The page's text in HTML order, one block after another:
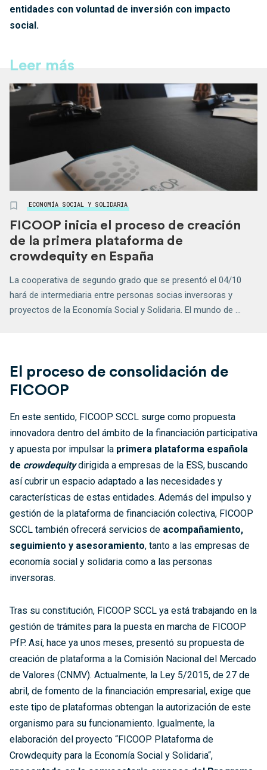
entidades con voluntad de inversión con impacto
social.
Leer más
ECONOMÍA SOCIAL Y SOLIDARIA
FICOOP inicia el proceso de creación
de la primera plataforma de
crowdequity en España
La cooperativa de segundo grado que se presentó el 04/10
hará de intermediaria entre personas socias inversoras y
proyectos de la Economía Social y Solidaria. El mundo de ...
El proceso de consolidación de
FICOOP
En este sentido, FICOOP SCCL surge como propuesta
innovadora dentro del ámbito de la financiación participativa
y apuesta por impulsar la primera plataforma española
de crowdequitydirigida a empresas de la ESS, buscando
así cubrir un espacio adaptado a las necesidades y
características de estas entidades. Además del impulso y
gestión de la plataforma de financiación colectiva, FICOOP
SCCL también ofrecerá servicios de acompañamiento,
seguimiento y asesoramiento, tanto a las empresas de
economía social y solidaria como a las personas
inversoras.
Tras su constitución, FICOOP SCCL ya está trabajando en la
gestión de trámites para la puesta en marcha de FICOOP
PfP. Así, hace ya unos meses, presentó su propuesta de
creación de plataforma a la Comisión Nacional del Mercado
de Valores (CNMV). Actualmente, la Ley 5/2015, de 27 de
abril, de fomento de la financiación empresarial, exige que
este tipo de plataformas obtengan la autorización de este
organismo para su funcionamiento. Igualmente, la
elaboración del proyecto “FICOOP Plataforma de
Crowdequity para la Economía Social y Solidaria“,